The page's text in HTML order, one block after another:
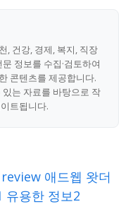
, 건강, 경제, 복지, 직장
정보를 수집·검토하여
콘텐츠를 제공합니다.
는 자료를 바탕으로 작
트됩니다.
애드웹 왓더
유용한 정보2